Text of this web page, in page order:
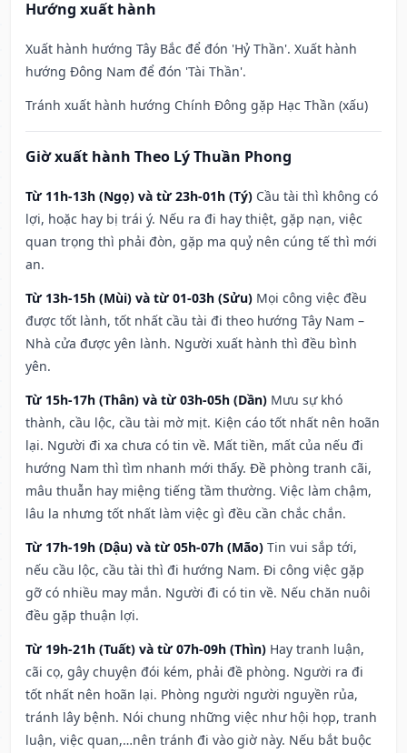
Hướng xuất hành
Xuất hành hướng Tây Bắc để đón 'Hỷ Thần'. Xuất hành
hướng Đông Nam để đón 'Tài Thần'.
Tránh xuất hành hướng Chính Đông gặp Hạc Thần (xấu)
Giờ xuất hành Theo Lý Thuần Phong
Từ 11h-13h (Ngọ) và từ 23h-01h (Tý) Cầu tài thì không có
lợi, hoặc hay bị trái ý. Nếu ra đi hay thiệt, gặp nạn, việc
quan trọng thì phải đòn, gặp ma quỷ nên cúng tế thì mới
an.
Từ 13h-15h (Mùi) và từ 01-03h (Sửu) Mọi công việc đều
được tốt lành, tốt nhất cầu tài đi theo hướng Tây Nam –
Nhà cửa được yên lành. Người xuất hành thì đều bình
yên.
Từ 15h-17h (Thân) và từ 03h-05h (Dần) Mưu sự khó
thành, cầu lộc, cầu tài mờ mịt. Kiện cáo tốt nhất nên hoãn
lại. Người đi xa chưa có tin về. Mất tiền, mất của nếu đi
hướng Nam thì tìm nhanh mới thấy. Đề phòng tranh cãi,
mâu thuẫn hay miệng tiếng tầm thường. Việc làm chậm,
lâu la nhưng tốt nhất làm việc gì đều cần chắc chắn.
Từ 17h-19h (Dậu) và từ 05h-07h (Mão) Tin vui sắp tới,
nếu cầu lộc, cầu tài thì đi hướng Nam. Đi công việc gặp
gỡ có nhiều may mắn. Người đi có tin về. Nếu chăn nuôi
đều gặp thuận lợi.
Từ 19h-21h (Tuất) và từ 07h-09h (Thìn) Hay tranh luận,
cãi cọ, gây chuyện đói kém, phải đề phòng. Người ra đi
tốt nhất nên hoãn lại. Phòng người người nguyền rủa,
tránh lây bệnh. Nói chung những việc như hội họp, tranh
luận, việc quan,…nên tránh đi vào giờ này. Nếu bắt buộc